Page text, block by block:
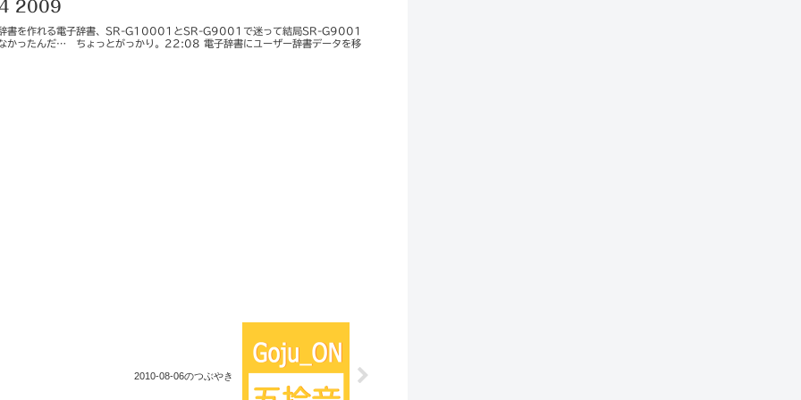
2009
書を作れる電子辞書、SR-G10001とSR-G9001で迷って結局SR-G9001
かったんだ… ちょっとがっかり。22:08 電子辞書にユーザー辞書データを移
2010-08-06のつぶやき